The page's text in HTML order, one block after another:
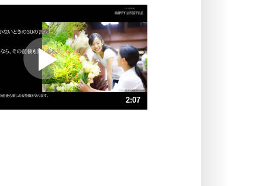
いっそのこと、他人を見ない。
プラス思考
ポジティブになれない原因は、行動
しないから。
ポジティブ思考になる30の方法
ストレス対策
2:07